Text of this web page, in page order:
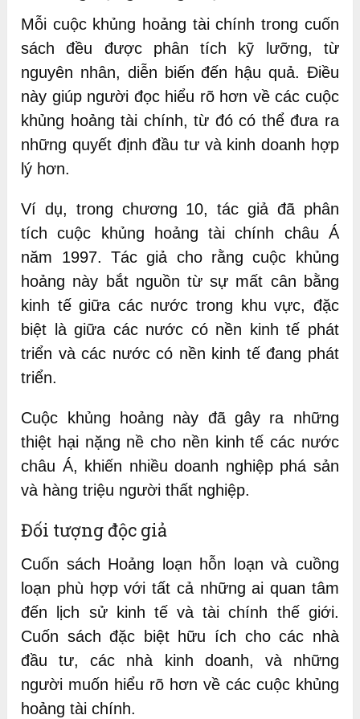
Mỗi cuộc khủng hoảng tài chính trong cuốn
sách đều được phân tích kỹ lưỡng, từ
nguyên nhân, diễn biến đến hậu quả. Điều
này giúp người đọc hiểu rõ hơn về các cuộc
khủng hoảng tài chính, từ đó có thể đưa ra
những quyết định đầu tư và kinh doanh hợp
lý hơn.
Ví dụ, trong chương 10, tác giả đã phân
tích cuộc khủng hoảng tài chính châu Á
năm 1997. Tác giả cho rằng cuộc khủng
hoảng này bắt nguồn từ sự mất cân bằng
kinh tế giữa các nước trong khu vực, đặc
biệt là giữa các nước có nền kinh tế phát
triển và các nước có nền kinh tế đang phát
triển.
Cuộc khủng hoảng này đã gây ra những
thiệt hại nặng nề cho nền kinh tế các nước
châu Á, khiến nhiều doanh nghiệp phá sản
và hàng triệu người thất nghiệp.
Đối tượng độc giả
Cuốn sách Hoảng loạn hỗn loạn và cuồng
loạn phù hợp với tất cả những ai quan tâm
đến lịch sử kinh tế và tài chính thế giới.
Cuốn sách đặc biệt hữu ích cho các nhà
đầu tư, các nhà kinh doanh, và những
người muốn hiểu rõ hơn về các cuộc khủng
hoảng tài chính.